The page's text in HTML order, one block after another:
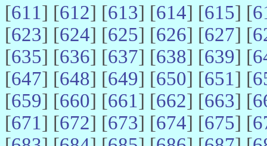
[611] [612] [613] [614] [615] [
[623] [624] [625] [626] [627] [
[635] [636] [637] [638] [639] [
[647] [648] [649] [650] [651] [
[659] [660] [661] [662] [663] [
[671] [672] [673] [674] [675] [